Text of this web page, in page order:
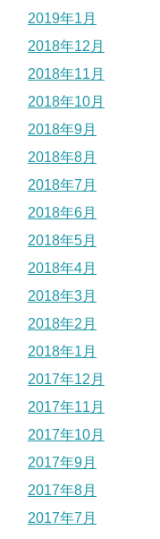
2019年1月
2018年12月
2018年11月
2018年10月
2018年9月
2018年8月
2018年7月
2018年6月
2018年5月
2018年4月
2018年3月
2018年2月
2018年1月
2017年12月
2017年11月
2017年10月
2017年9月
2017年8月
2017年7月